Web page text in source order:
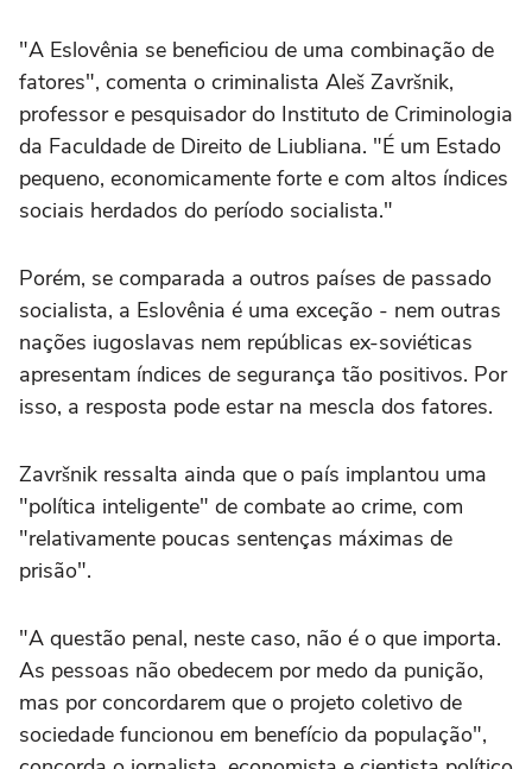
"A Eslovênia se beneficiou de uma combinação de
fatores", comenta o criminalista Aleš Završnik,
professor e pesquisador do Instituto de Criminologia
da Faculdade de Direito de Liubliana. "É um Estado
pequeno, economicamente forte e com altos índices
sociais herdados do período socialista."
Porém, se comparada a outros países de passado
socialista, a Eslovênia é uma exceção - nem outras
nações iugoslavas nem repúblicas ex-soviéticas
apresentam índices de segurança tão positivos. Por
isso, a resposta pode estar na mescla dos fatores.
Završnik ressalta ainda que o país implantou uma
"política inteligente" de combate ao crime, com
"relativamente poucas sentenças máximas de
prisão".
"A questão penal, neste caso, não é o que importa.
As pessoas não obedecem por medo da punição,
mas por concordarem que o projeto coletivo de
sociedade funcionou em benefício da população",